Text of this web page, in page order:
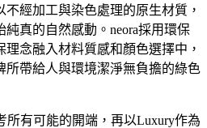
經加工與染色處理的原生材質，
真的自然感動。neora採用環保
念融入材料質感和顏色選擇中，
所帶給人與環境潔淨無負擔的綠色
所有可能的開端，再以Luxury作為